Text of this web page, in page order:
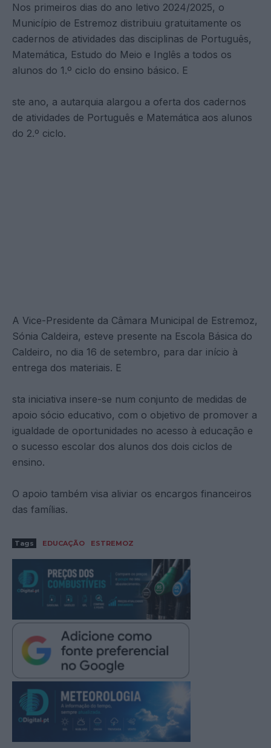
Nos primeiros dias do ano letivo 2024/2025, o
Município de Estremoz distribuiu gratuitamente os
cadernos de atividades das disciplinas de Português,
Matemática, Estudo do Meio e Inglês a todos os
alunos do 1.º ciclo do ensino básico. E
ste ano, a autarquia alargou a oferta dos cadernos
de atividades de Português e Matemática aos alunos
do 2.º ciclo.
A Vice-Presidente da Câmara Municipal de Estremoz,
Sónia Caldeira, esteve presente na Escola Básica do
Caldeiro, no dia 16 de setembro, para dar início à
entrega dos materiais. E
sta iniciativa insere-se num conjunto de medidas de
apoio sócio educativo, com o objetivo de promover a
igualdade de oportunidades no acesso à educação e
o sucesso escolar dos alunos dos dois ciclos de
ensino.
O apoio também visa aliviar os encargos financeiros
das famílias.
Tags EDUCAÇÃO ESTREMOZ